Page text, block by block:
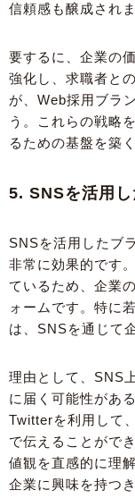
信頼感も醸成されま
要するに、企業の
強化し、求職者と
が、Web採用ブラ
う。これらの戦略
るための基盤を築
5. SNSを活用
SNSを活用したブ
非常に効果的です
ているため、企業
ォームです。特に
は、SNSを通じて
理由として、SNS
に届く可能性があ
Twitterを利用して
で伝えることがで
値観を直感的に理
企業に興味を持つ